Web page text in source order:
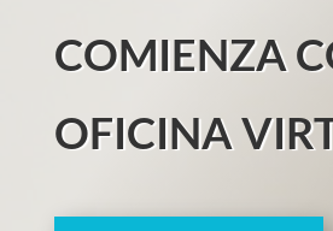
COMIENZA
OFICINA